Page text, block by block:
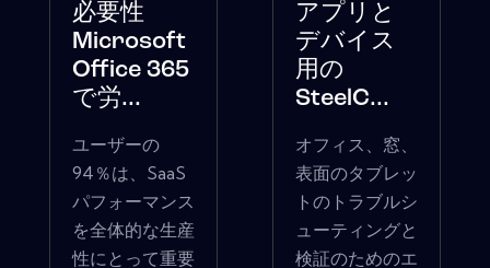
必要性
Microsoft
Office 365
で労...
ユーザーの
94％は、SaaS
パフォーマンス
を全体的な生産
性にとって重要
アプリと
デバイス
用の
SteelC...
オフィス、窓、
表面のタブレッ
トのトラブルシ
ューティングと
検証のためのエ